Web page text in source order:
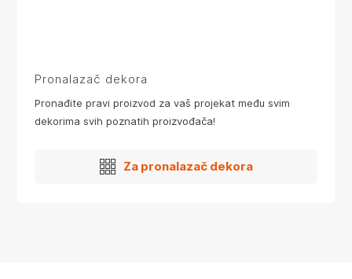
Pronalazač dekora
Pronađite pravi proizvod za vaš projekat među svim
dekorima svih poznatih proizvođača!
Za pronalazač dekora